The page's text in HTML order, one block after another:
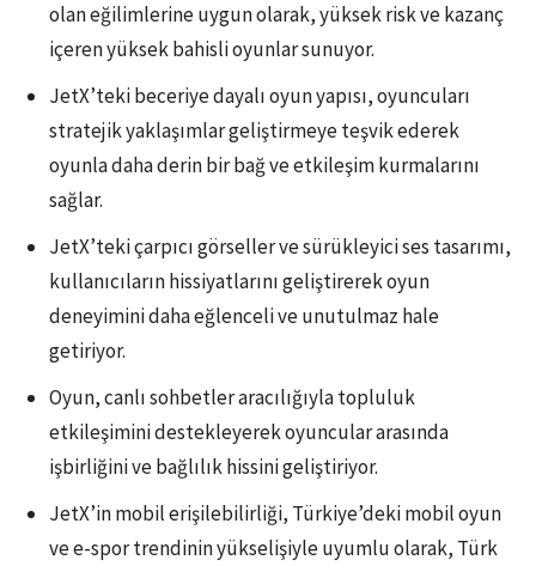
olan eğilimlerine uygun olarak, yüksek risk ve kazanç
içeren yüksek bahisli oyunlar sunuyor.
JetX’teki beceriye dayalı oyun yapısı, oyuncuları
stratejik yaklaşımlar geliştirmeye teşvik ederek
oyunla daha derin bir bağ ve etkileşim kurmalarını
sağlar.
JetX’teki çarpıcı görseller ve sürükleyici ses tasarımı,
kullanıcıların hissiyatlarını geliştirerek oyun
deneyimini daha eğlenceli ve unutulmaz hale
getiriyor.
Oyun, canlı sohbetler aracılığıyla topluluk
etkileşimini destekleyerek oyuncular arasında
işbirliğini ve bağlılık hissini geliştiriyor.
JetX’in mobil erişilebilirliği, Türkiye’deki mobil oyun
ve e-spor trendinin yükselişiyle uyumlu olarak, Türk